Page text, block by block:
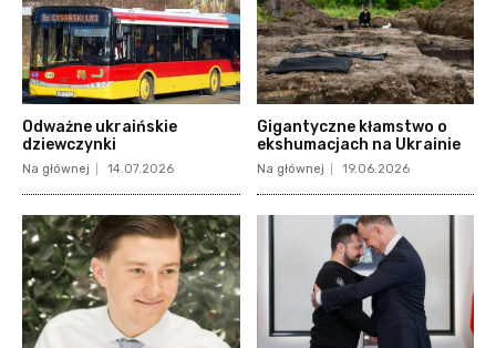
Odważne ukraińskie
dziewczynki
Na głównej 14.07.2026
Gigantyczne kłamstwo o
ekshumacjach na Ukrainie
Na głównej 19.06.2026